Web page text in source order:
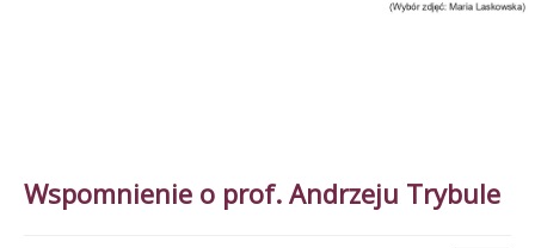
Wspomnienie o prof. Andrzeju Trybule